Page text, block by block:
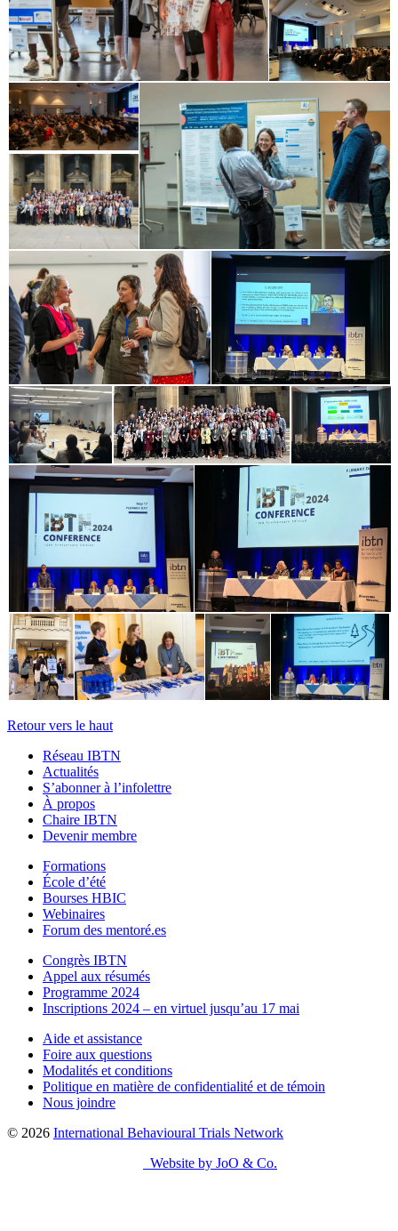
Retour vers le haut
Réseau IBTN
Actualités
S’abonner à l’infolettre
À propos
Chaire IBTN
Devenir membre
Formations
École d’été
Bourses HBIC
Webinaires
Forum des mentoré.es
Congrès IBTN
Appel aux résumés
Programme 2024
Inscriptions 2024 – en virtuel jusqu’au 17 mai
Aide et assistance
Foire aux questions
Modalités et conditions
Politique en matière de confidentialité et de témoin
Nous joindre
© 2026 International Behavioural Trials Network
Website by JoO & Co.